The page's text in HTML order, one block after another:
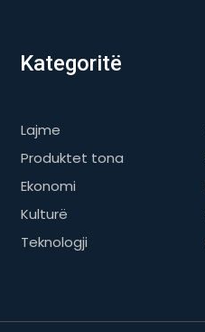
Kategoritë
Lajme
Produktet tona
Ekonomi
Kulturë
Teknologji